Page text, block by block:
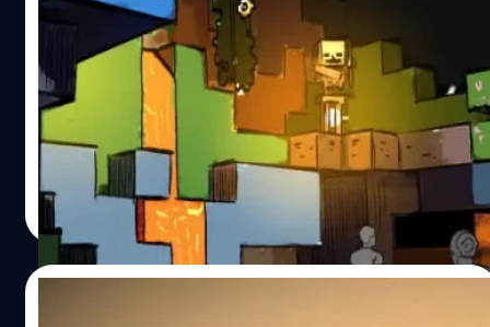
Free Fire Young Challenger และการเพิ่มเวทีสำหรับนักกีฬา
หญิงในรายการ Free Fire Girls on Fire โดยไฮไลต์สำคัญคือ
การที่กรุงเทพมหานครได้รับเลือกเป็นเจ้าภาพจัดการแข่งขัน
ระดับโลก Free Fire World Series Global…
สวนสนุก Minecraft ปีหน้า
จากโลกเกมสู่โลกจริง อังกฤษเตรียมตัวเปิดสวนสนุกธีม
Minecraft แห่งแรกของโลก ที่จะมอบประสบการณ์ความ
สมจริงแบบเต็มพิกัดโดยหยิบเอาเอกลักษณ์จากตัวเกม ทั้ง
พื้นที่จำลองนิเวศ (Biomes), เหล่ามอนสเตอร์ (Mobs) และไอ
เทมต่าง ๆ มาสร้างสรรค์เป็นพื้นที่จริงให้แฟน ๆ ได้สัมผัส
ระหว่างไลฟ์ Minecraft Live 2026 นอกจากการประกาศ
อัปเดตเกมแล้ว ก็ได้มีการพูดถึงสวนสนุก Minecraft ที่กำลัง
จะเกิดขึ้นด้วย โดยที่โปรเจกต์ยักษ์นี้เป็นการจับมือกันระหว่าง
Mojang Studios เจ้าของเกม Minecraft กับ Merlin
กานต์สิรี บัววิชัยศิลป์| 138 days ago
Read More